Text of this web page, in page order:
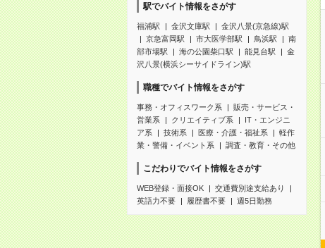
駅でバイト情報をさがす
福浦駅 金沢文庫駅
金沢八景(京急線)駅
京急富岡駅
市大医学部駅 鳥浜駅
南
部市場駅
海の公園柴口駅 能見台駅
金
沢八景(横浜シーサイドライン)駅
職種でバイト情報をさがす
事務・オフィスワーク系
販売・サービス・
営業系
クリエイティブ系
IT・エンジニ
ア系
技術系 医療・介護・福祉系
軽作
業・警備・イベント系
調査・教育・その他
こだわりでバイト情報をさがす
WEB登録・面接OK
交通費別途支給あり
英語力不要
履歴書不要 週5日勤務